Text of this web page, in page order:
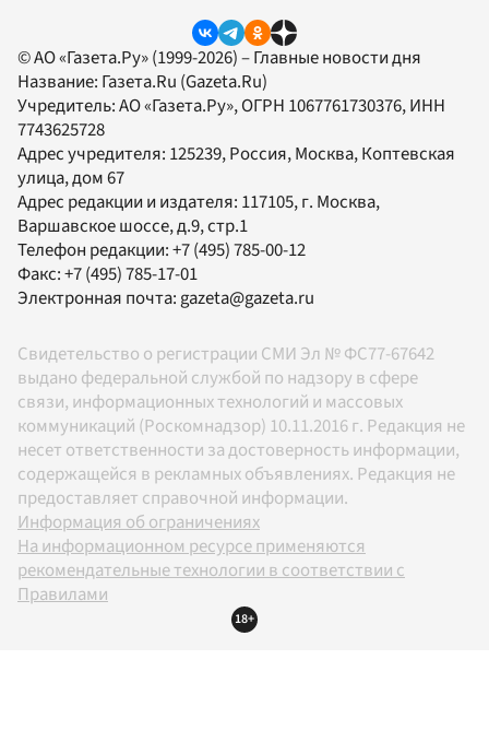
© АО «Газета.Ру» (1999-2026) – Главные новости дня
Название: Газета.Ru (Gazeta.Ru)
Учредитель:АО «Газета.Ру», ОГРН 1067761730376, ИНН
7743625728
Адрес учредителя: 125239, Россия, Москва, Коптевская
улица, дом 67
Адрес редакции и издателя: 117105, г. Москва,
Варшавское шоссе, д.9, стр.1
Телефон редакции:+7 (495) 785-00-12
Факс:+7 (495) 785-17-01
Электронная почта:gazeta@gazeta.ru
Свидетельство о регистрации СМИ Эл № ФС77-67642
выдано федеральной службой по надзору в сфере
связи, информационных технологий и массовых
коммуникаций (Роскомнадзор) 10.11.2016 г. Редакция не
несет ответственности за достоверность информации,
содержащейся в рекламных объявлениях. Редакция не
предоставляет справочной информации.
Информация об ограничениях
На информационном ресурсе применяются
рекомендательные технологии в соответствии с
Правилами
18+